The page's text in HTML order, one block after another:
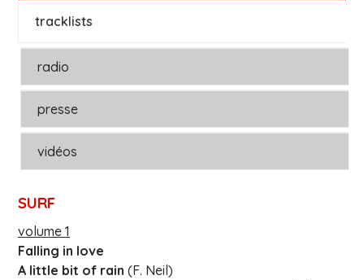
tracklists
radio
presse
vidéos
SURF
volume 1
Falling in love
A little bit of rain (F. Neil)